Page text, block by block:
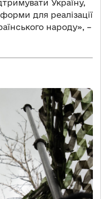
Україну,
для реалізації
народу», –